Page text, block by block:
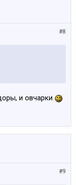
#8
и овчарки
#9